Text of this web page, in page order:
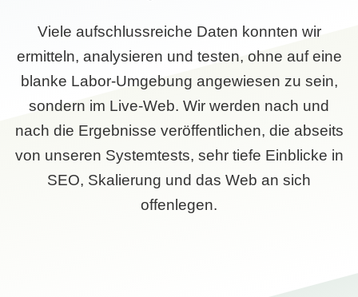
Viele aufschlussreiche Daten konnten wir
ermitteln, analysieren und testen, ohne auf eine
blanke Labor-Umgebung angewiesen zu sein,
sondern im Live-Web. Wir werden nach und
nach die Ergebnisse veröffentlichen, die abseits
von unseren Systemtests, sehr tiefe Einblicke in
SEO, Skalierung und das Web an sich
offenlegen.